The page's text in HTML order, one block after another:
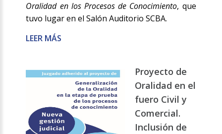
Oralidad en los Procesos de Conocimiento, que
tuvo lugar en el Salón Auditorio SCBA.
LEER MÁS
Proyecto de
Oralidad en el
fuero Civil y
Comercial.
Inclusión de